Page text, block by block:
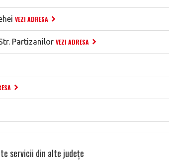
VEZI ADRESA
Partizanilor VEZI ADRESA
servicii din alte județe